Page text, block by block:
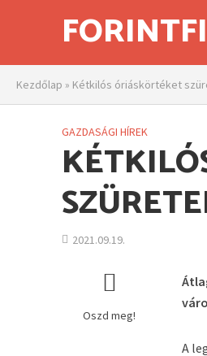
Kezdőlap » Kétkilós óriáskörtéket
GAZDASÁGI HÍREK
2021.09.19.
Oszd meg!
A